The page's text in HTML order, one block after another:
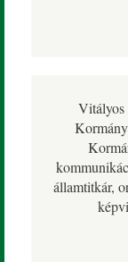
Vitályos
államtitkár,